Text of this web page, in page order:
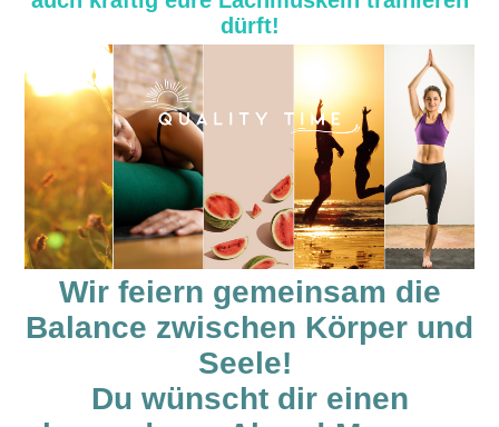
dürft!
Wir feiern gemeinsam die
Balance zwischen Körper und
Seele!
Du wünscht dir einen